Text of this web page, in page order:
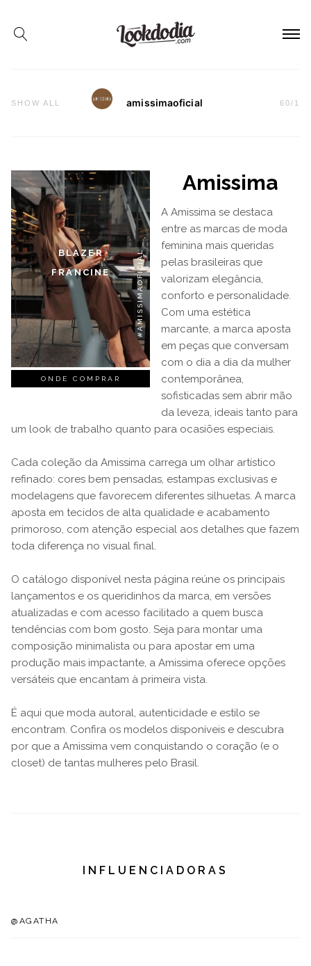
SHOW ALL amissimaoficial 60/ 1
BLAZER
FRANCINE
#AMISSIMAOFICIAL
ONDE COMPRAR
Amissima
A Amissima se destaca
entre as marcas de moda
feminina mais queridas
pelas brasileiras que
valorizam elegância,
conforto e personalidade.
Com uma estética
marcante, a marca aposta
em peças que conversam
com o dia a dia da mulher
contemporânea,
sofisticadas sem abrir mão
da leveza, ideais tanto para
um look de trabalho quanto para ocasiões especiais.
Cada coleção da Amissima carrega um olhar artístico
refinado: cores bem pensadas, estampas exclusivas e
modelagens que favorecem diferentes silhuetas. A marca
aposta em tecidos de alta qualidade e acabamento
primoroso, com atenção especial aos detalhes que fazem
toda diferença no visual final.
O catálogo disponível nesta página reúne os principais
lançamentos e os queridinhos da marca, em versões
atualizadas e com acesso facilitado a quem busca
tendências com bom gosto. Seja para montar uma
composição minimalista ou para apostar em uma
produção mais impactante, a Amissima oferece opções
versáteis que encantam à primeira vista.
É aqui que moda autoral, autenticidade e estilo se
encontram. Confira os modelos disponíveis e descubra
por que a Amissima vem conquistando o coração (e o
closet) de tantas mulheres pelo Brasil.
INFLUENCIADORAS
@AGATHA